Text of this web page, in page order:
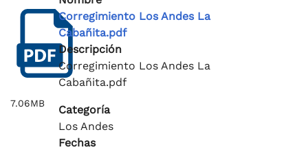
7.06MB
Corregimiento Los Andes La
Cabañita.pdf
Descripción
Corregimiento Los Andes La
Cabañita.pdf
Categoría
Los Andes
Fechas